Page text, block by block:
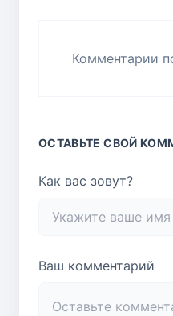
Комментарии
ОСТАВЬТЕ СВОЙ
Как вас зовут?
Ваш комментарий